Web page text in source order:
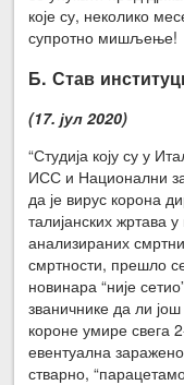
које су, неколико
супротно мишљење!
Б. Став
(17. јул 2020)
“Студија коју су у
ИСС и Национални
да је вирус корона
талијанских жртава
анализираних
смртности, прешло
новинара “није
званичнике да ли
короне умире свега
евентуална
стварно,